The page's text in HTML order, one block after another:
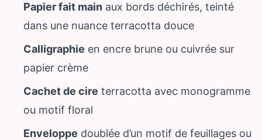
Papier fait main aux bords déchirés, teinté
dans une nuance terracotta douce
Calligraphie en encre brune ou cuivrée sur
papier crème
Cachet de cire terracotta avec monogramme
ou motif floral
Enveloppe doublée d’un motif de feuillages ou